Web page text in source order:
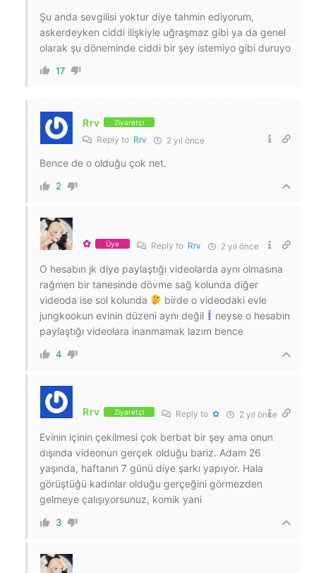
Şu anda sevgilisi yoktur diye tahmin ediyorum,
askerdeyken ciddi ilişkiyle uğraşmaz gibi ya da genel
olarak şu döneminde ciddi bir şey istemiyo gibi duruyo
17
Rrv Ziyaretçi
Reply to Rrv 2 yıl önce
Bence de o olduğu çok net.
2
✿ Üye Reply to Rrv 2 yıl önce
O hesabın jk diye paylaştığı videolarda aynı olmasına
rağmen bir tanesinde dövme sağ kolunda diğer
videoda ise sol kolunda
birde o videodaki evle
jungkookun evinin düzeni aynı değil
neyse o hesabın
paylaştığı videolara inanmamak lazım bence
4
Rrv Ziyaretçi Reply to✿ 2 yıl önce
Evinin içinin çekilmesi çok berbat bir şey ama onun
dışında videonun gerçek olduğu bariz. Adam 26
yaşında, haftanın 7 günü diye şarkı yapıyor. Hala
görüştüğü kadınlar olduğu gerçeğini görmezden
gelmeye çalışıyorsunuz, komik yani
3